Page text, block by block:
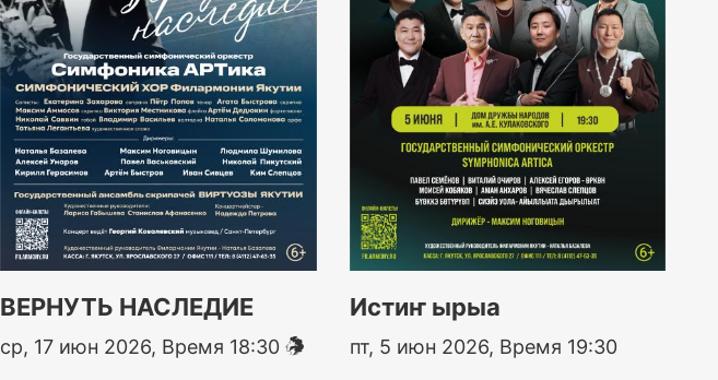
ВЕРНУТЬ НАСЛЕДИЕ
ср, 17 июн 2026, Время 18:30
Истиҥ ырыа
пт, 5 июн 2026, Время 19:30